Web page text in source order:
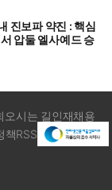
진보파 약진 : 핵심
압둘 엘사예드 승
오시는 길인재채용
책RSS